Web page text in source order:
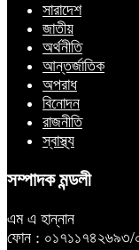
সারাদেশ
জাতীয়
অর্থনীতি
আন্তর্জাতিক
অপরাধ
বিনোদন
রাজনীতি
স্বাস্থ্য
সম্পাদক মন্ডলী
এম এ হান্নান
ফোন : ০১৭১১৭৪২৬৯৩/